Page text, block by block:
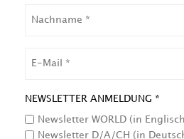
NEWSLETTER ANMELDUNG *
Newsletter WORLD (in
Newsletter D/A/CH (in